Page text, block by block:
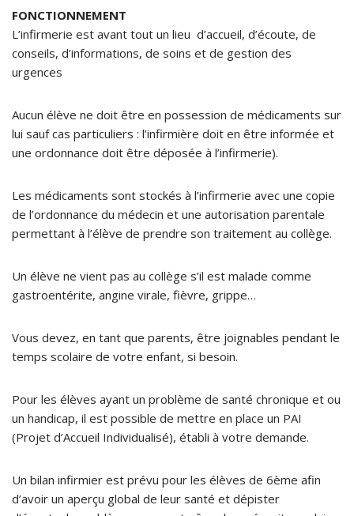
FONCTIONNEMENT
L’infirmerie est avant tout un lieu d’accueil, d’écoute, de
conseils, d’informations, de soins et de gestion des
urgences
Aucun élève ne doit être en possession de médicaments sur
lui sauf cas particuliers : l’infirmière doit en être informée et
une ordonnance doit être déposée à l’infirmerie).
Les médicaments sont stockés à l’infirmerie avec une copie
de l’ordonnance du médecin et une autorisation parentale
permettant à l’élève de prendre son traitement au collège.
Un élève ne vient pas au collège s’il est malade comme
gastroentérite, angine virale, fièvre, grippe…
Vous devez, en tant que parents, être joignables pendant le
temps scolaire de votre enfant, si besoin.
Pour les élèves ayant un problème de santé chronique et ou
un handicap, il est possible de mettre en place un PAI
(Projet d’Accueil Individualisé), établi à votre demande.
Un bilan infirmier est prévu pour les élèves de 6ème afin
d’avoir un aperçu global de leur santé et dépister